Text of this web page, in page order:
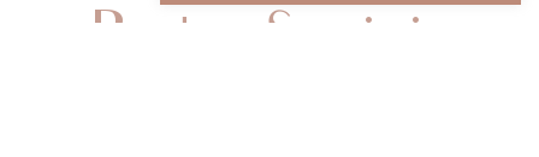
Redes Sociais